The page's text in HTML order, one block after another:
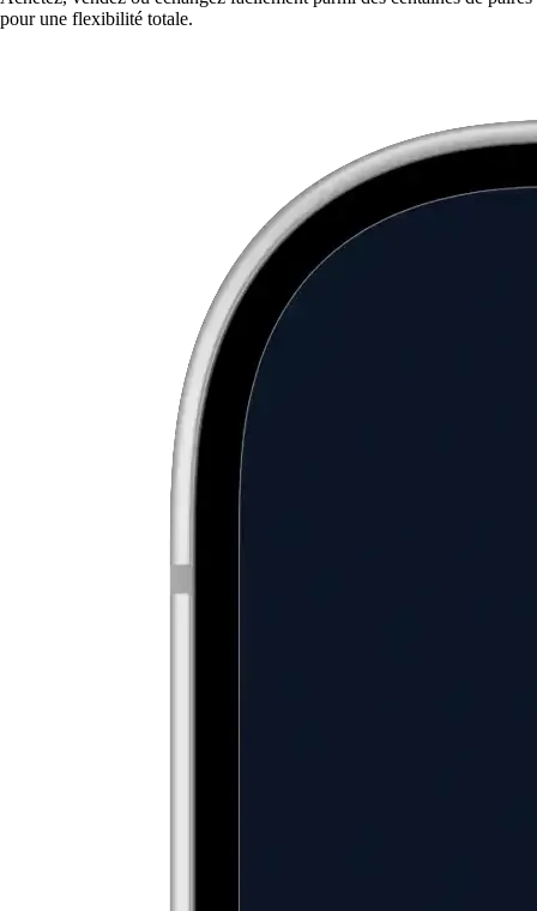
pour une flexibilité totale.